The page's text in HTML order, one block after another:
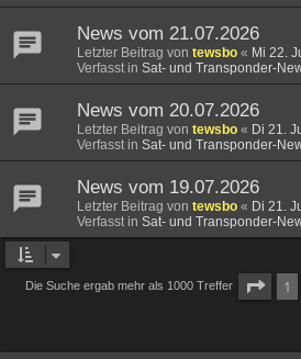
News vom 21.07.2026
Letzter Beitrag von tewsbo « Mi 22.
Verfasst in Sat- und Transponder-
News vom 20.07.2026
Letzter Beitrag von tewsbo « Di 21.
Verfasst in Sat- und Transponder-
News vom 19.07.2026
Letzter Beitrag von tewsbo « Di 21.
Verfasst in Sat- und Transponder-
Die Suche ergab mehr als 1000 Treffer Seite
1